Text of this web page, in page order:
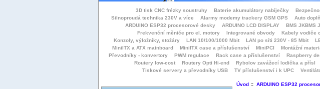
3D tisk CNC frézky soustruhy Baterie akumulátory nabíječky
Silnoproudá technika 230V a více
Alarmy modemy trackery GSM GPS Auto
ARDUINO ESP32 procesorové desky
ARDUINO LCD DISPLAY BMS JKBMS
Frekvenční měniče pro el. motory
Integrované obvody Kabely vodiče
Konzoly, výložníky, stožáry
LAN 10/100/1000 Mbit LAN po síti 230V - 85 Mbit
MiniITX a ATX mainboard
MiniITX case a příslušenství MiniPCI Montážní
Převodníky - konvertory
PWM regulace Rack case a příslušenství Raspberry
Routery low-cost
Routery Opti Hi-end Rybolov zavážecí lodička a přísl
Tiskové servery a převodníky USB
TV příslušenství i k UPC
Úvod:: ARDUINO ESP32